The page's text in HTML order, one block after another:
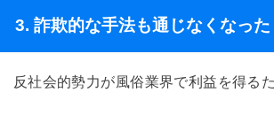
3. 詐欺的な手法も通じなくなった
反社会的勢力が風俗業界で利益を得るた